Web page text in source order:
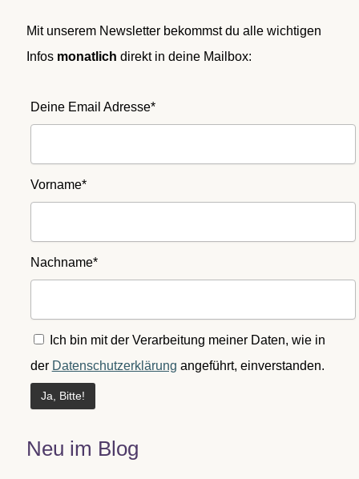
Mit unserem Newsletter bekommst du alle wichtigen
Infos monatlich direkt in deine Mailbox:
Deine Email Adresse*
Vorname*
Nachname*
Ich bin mit der Verarbeitung meiner Daten, wie in
der Datenschutzerklärung angeführt, einverstanden.
Neu im Blog